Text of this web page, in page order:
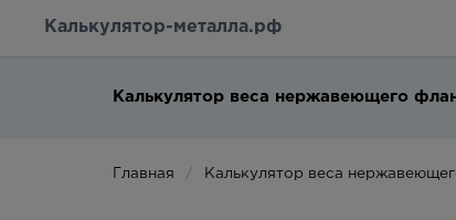
Калькулятор-металла.рф
Калькулятор веса нержавеющего
Главная Калькулятор веса